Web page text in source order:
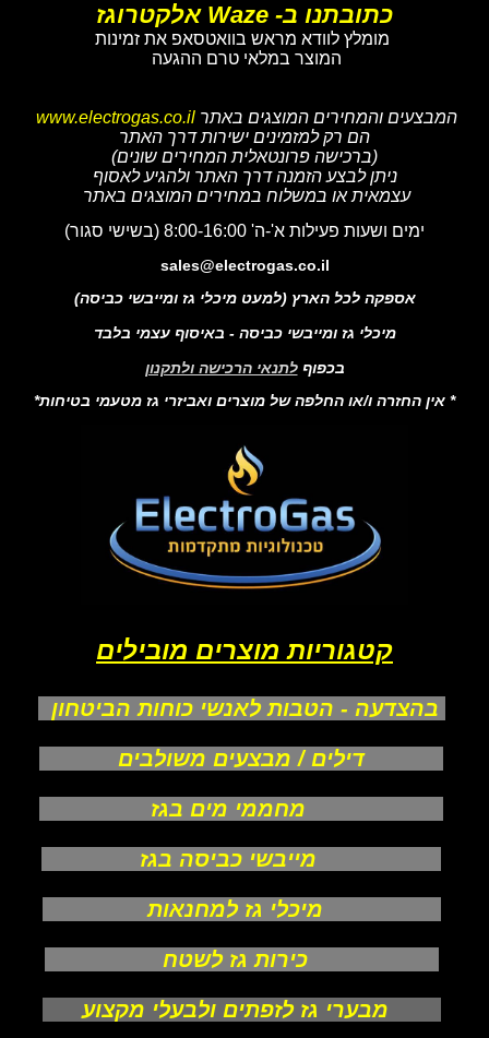
כתובתנו ב- Waze אלקטרוגז
מומלץ לוודא מראש בוואטסאפ את זמינות
המוצר במלאי טרם ההגעה
המבצעים והמחירים המוצגים באתר www.electrogas.co.il
הם רק למזמינים ישירות דרך האתר
(ברכישה פרונטאלית המחירים שונים)
ניתן לבצע הזמנה דרך האתר ולהגיע לאסוף
עצמאית או במשלוח במחירים המוצגים באתר
ימים ושעות פעילות א'-ה' 8:00-16:00 (בשישי סגור)
sales@electrogas.co.il
אספקה לכל הארץ (למעט מיכלי גז ומייבשי כביסה)
מיכלי גז ומייבשי כביסה - באיסוף עצמי בלבד
בכפוף לתנאי הרכישה ולתקנון
* אין החזרה ו/או החלפה של מוצרים ואביזרי גז מטעמי בטיחות*
קטגוריות מוצרים מובילים
בהצדעה - הטבות לאנשי כוחות הביטחון
דילים / מבצעים משולבים
מחממי מים בגז
מייבשי כביסה בגז
מיכלי גז למחנאות
כירות גז לשטח
מבערי גז לזפתים ולבעלי מקצוע